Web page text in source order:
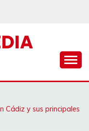
Cádiz y sus principales